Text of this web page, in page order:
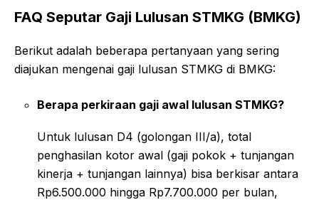
FAQ Seputar Gaji Lulusan STMKG (BMKG)
Berikut adalah beberapa pertanyaan yang sering
diajukan mengenai gaji lulusan STMKG di BMKG:
Berapa perkiraan gaji awal lulusan STMKG?
Untuk lulusan D4 (golongan III/a), total
penghasilan kotor awal (gaji pokok + tunjangan
kinerja + tunjangan lainnya) bisa berkisar antara
Rp6.500.000 hingga Rp7.700.000 per bulan,